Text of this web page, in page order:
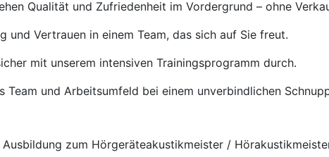
Qualität und Zufriedenheit im Vordergrund – ohne
und Vertrauen in einem Team, das sich auf Sie freut.
mit unserem intensiven Trainingsprogramm durch.
Team und Arbeitsumfeld bei einem unverbindlichen
Ausbildung zum Hörgeräteakustikmeister /